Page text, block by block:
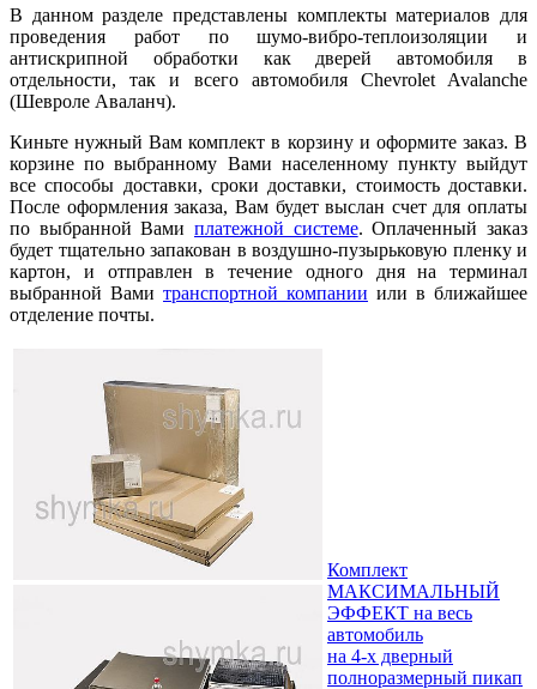
В данном разделе представлены комплекты материалов для
проведения работ по шумо-вибро-теплоизоляции и
антискрипной обработки как дверей автомобиля в
отдельности, так и всего автомобиля Chevrolet Avalanche
(Шевроле Аваланч).
Киньте нужный Вам комплект в корзину и оформите заказ. В
корзине по выбранному Вами населенному пункту выйдут
все способы доставки, сроки доставки, стоимость доставки.
После оформления заказа, Вам будет выслан счет для оплаты
по выбранной Вами платежной системе. Оплаченный заказ
будет тщательно запакован в воздушно-пузырьковую пленку и
картон, и отправлен в течение одного дня на терминал
выбранной Вами транспортной компании или в ближайшее
отделение почты.
Комплект
МАКСИМАЛЬНЫЙ
ЭФФЕКТ на весь
автомобиль
на 4-х дверный
полноразмерный пикап